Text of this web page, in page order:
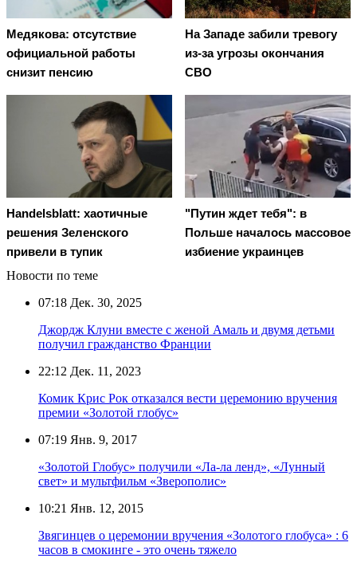
Медякова: отсутствие
официальной работы
снизит пенсию
На Западе забили тревогу
из-за угрозы окончания
СВО
Handelsblatt: хаотичные
решения Зеленского
привели в тупик
"Путин ждет тебя": в
Польше началось массовое
избиение украинцев
Новости по теме
07:18 Дек. 30, 2025
Джордж Клуни вместе с женой Амаль и двумя детьми
получил гражданство Франции
22:12 Дек. 11, 2023
Комик Крис Рок отказался вести церемонию вручения
премии «Золотой глобус»
07:19 Янв. 9, 2017
«Золотой Глобус» получили «Ла-ла ленд», «Лунный
свет» и мультфильм «Зверополис»
10:21 Янв. 12, 2015
Звягинцев о церемонии вручения «Золотого глобуса» : 6
часов в смокинге - это очень тяжело